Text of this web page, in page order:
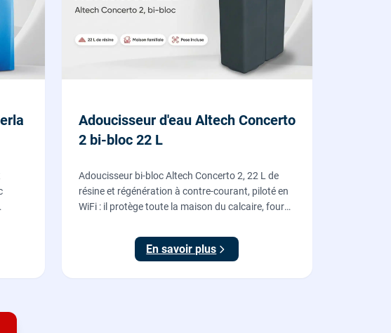
Adoucisseur d'eau Altech Concerto
2 bi-bloc 22 L
Adoucisseur bi-bloc Altech Concerto 2, 22 L de
résine et régénération à contre-courant, piloté en
WiFi : il protège toute la maison du calcaire, fourni,
En savoir plus